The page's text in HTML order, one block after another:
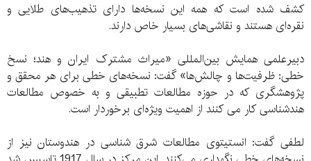
کشف شده است که همه این نسخه‌ها دارای تذهیب‌های طلایی و
نقره‌ای هستند و نقاشی‌های بسیار خاص دارند.
دبیرعلمی همایش بین‌المللی «میراث مشترک ایران و هند؛ نسخ
خطی: ظرفیت‌ها و چالش‌ها» گفت: نسخه‌های خطی برای هر محقق و
پژوهشگری که در حوزه مطالعات تطبیقی و به خصوص مطالعات
هندشناسی کار می کنند از اهمیت ویژه‌ای برخوردار است.
لطفی گفت: انستیتوی مطالعات شرق شناسی در هندوستان نیز از